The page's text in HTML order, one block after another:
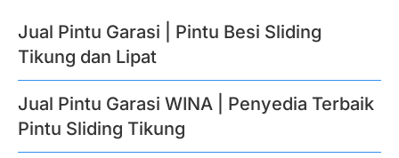
Jual Pintu Garasi | Pintu Besi Sliding
Tikung dan Lipat
Jual Pintu Garasi WINA | Penyedia Terbaik
Pintu Sliding Tikung